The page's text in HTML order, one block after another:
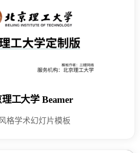
工大学 Beamer
格学术幻灯片模板